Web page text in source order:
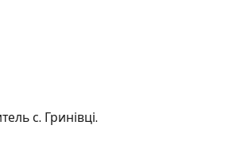
с. Гринівці.